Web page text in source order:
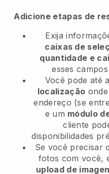
Adicione etapas de
Exija
caixas de
quantidade e
esses campos
Você pode até
localização
endereço (se
e um módulo
cliente
disponibilidades
Se você precisar
fotos com você,
upload de